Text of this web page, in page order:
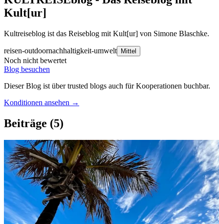
Kult[ur]
Kultreiseblog ist das Reiseblog mit Kult[ur] von Simone Blaschke.
reisen-outdoornachhaltigkeit-umwelt Mittel
Noch nicht bewertet
Blog besuchen
Dieser Blog ist über trusted blogs auch für Kooperationen buchbar.
Konditionen ansehen →
Beiträge (5)